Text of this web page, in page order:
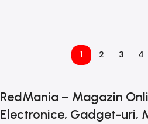
1 2 3 4
RedMania – Magazin
Electronice, Gadget-uri,